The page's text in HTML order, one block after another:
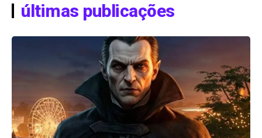
últimas publicações